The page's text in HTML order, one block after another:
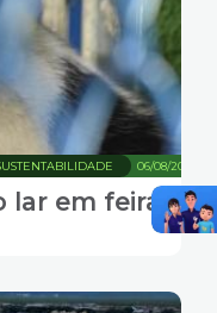
06/08/2026
lar em feiras de